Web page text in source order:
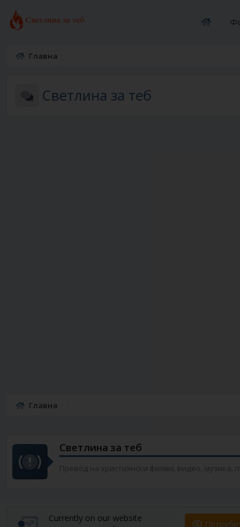
Главна
Светлина за теб
Главна
Светлина за теб
Превод на християнски филми, видео, музика,
Currently on our website